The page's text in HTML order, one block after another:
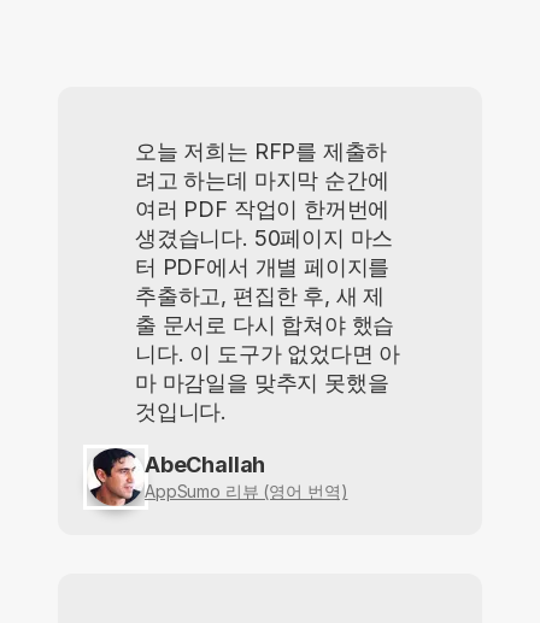
오늘 저희는 RFP를 제출하
려고 하는데 마지막 순간에
여러 PDF 작업이 한꺼번에
생겼습니다. 50페이지 마스
터 PDF에서 개별 페이지를
추출하고, 편집한 후, 새 제
출 문서로 다시 합쳐야 했습
니다. 이 도구가 없었다면 아
마 마감일을 맞추지 못했을
것입니다.
AbeChallah
AppSumo 리뷰 (영어 번역)